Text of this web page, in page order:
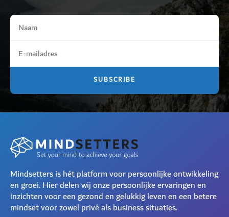
Mindsetters is hét platform voor persoonlijke ontwikkeling
en groei. Hier delen wij onze persoonlijke ervaringen en
inzichten voor een gezond en gelukkig leven en een betere
mindset voor zowel privé als business situaties.